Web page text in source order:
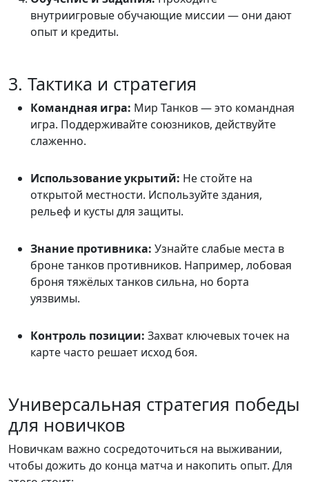
внутриигровые обучающие миссии — они дают
опыт и кредиты.
3. Тактика и стратегия
Командная игра: Мир Танков — это командная
игра. Поддерживайте союзников, действуйте
слаженно.
Использование укрытий: Не стойте на
открытой местности. Используйте здания,
рельеф и кусты для защиты.
Знание противника: Узнайте слабые места в
броне танков противников. Например, лобовая
броня тяжёлых танков сильна, но борта
уязвимы.
Контроль позиции: Захват ключевых точек на
карте часто решает исход боя.
Универсальная стратегия победы
для новичков
Новичкам важно сосредоточиться на выживании,
чтобы дожить до конца матча и накопить опыт. Для